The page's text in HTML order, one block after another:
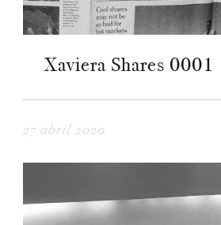
Xaviera Shares 0001
27 abril 2020